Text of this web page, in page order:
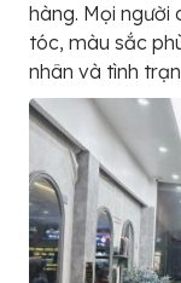
hàng. Mọi người
tóc, màu sắc
nhân và tình